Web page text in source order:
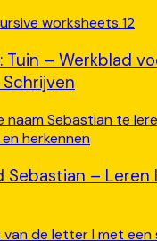
Tuin – Werkblad
Sebastian – Leren